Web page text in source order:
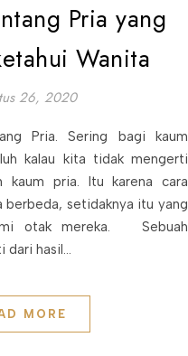
Pria yang
Wanita
26, 2020
Pria. Sering bagi kaum
kalau kita tidak mengerti
kaum pria. Itu karena cara
berbeda, setidaknya itu yang
otak mereka. Sebuah
dari hasil…
MORE